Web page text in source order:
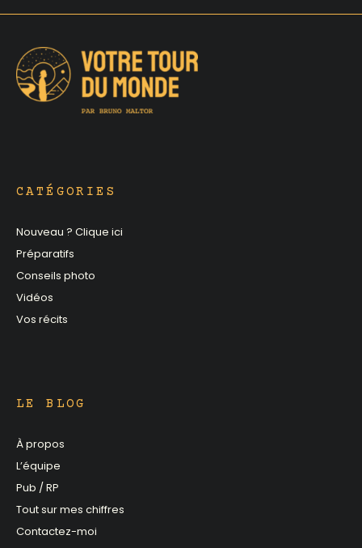
CATÉGORIES
Nouveau ? Clique ici
Préparatifs
Conseils photo
Vidéos
Vos récits
LE BLOG
À propos
L’équipe
Pub / RP
Tout sur mes chiffres
Contactez-moi